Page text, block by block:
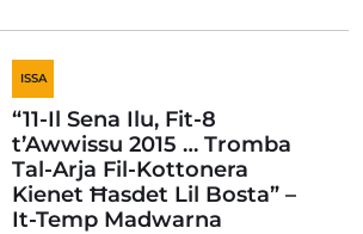
ISSA
“11-Il Sena Ilu, Fit-8
t’Awwissu 2015 … Tromba
Tal-Arja Fil-Kottonera
Kienet Ħasdet Lil Bosta” –
It-Temp Madwarna